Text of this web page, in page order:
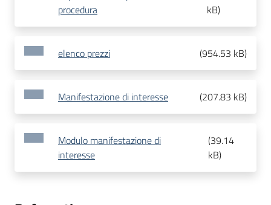
procedura
kB)
elenco prezzi (954.53 kB)
Manifestazione di interesse (207.83 kB)
Modulo manifestazione di
interesse
(39.14
kB)